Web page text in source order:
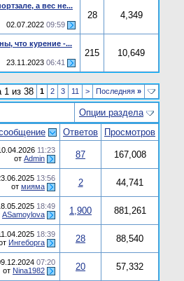
а вес не...
02.07.2022 09:59
28 4,349
что курение -...
23.11.2023 06:41
215 10,649
1 из 38 1 2 3 11 > Последняя »
Опции раздела
Ответов
Просмотров
11:23
от Admin 87 167,008
13:56
от мияма 2 44,741
18:49
ASamoylova 1,900 881,261
18:39
Ингеборга 28 88,540
07:20
от Nina1982 20 57,332